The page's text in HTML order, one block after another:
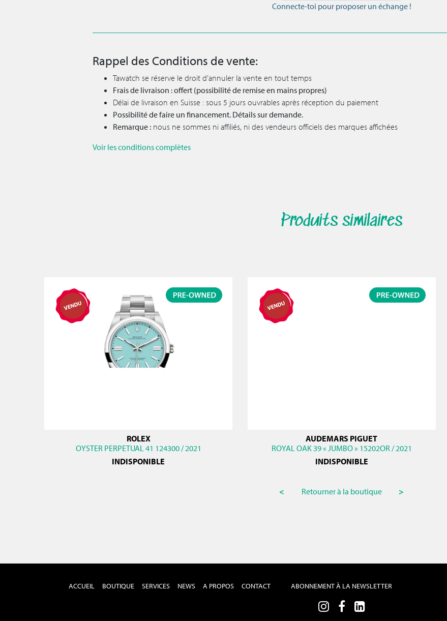
Connecte-toi pour proposer un échange !
Rappel des Conditions de vente:
Tawatch se réserve le droit d’annuler la vente en tout temps
Frais de livraison : offert (possibilité de remise en mains propres)
Délai de livraison en Suisse : sous 5 jours ouvrables après réception du paiement
Possibilité de faire un financement. Détails sur demande.
Remarque : nous ne sommes ni affiliés, ni des vendeurs officiels des marques affichées
Voir les conditions complètes
Produits similaires
ROLEX
OYSTER PERPETUAL 41 124300 / 2021
INDISPONIBLE
AUDEMARS PIGUET
ROYAL OAK 39 « JUMBO » 15202OR / 2021
INDISPONIBLE
<
Retourner à la boutique >
ACCUEIL BOUTIQUE SERVICES NEWS A PROPOS CONTACT ABONNEMENT À LA NEWSLETTER